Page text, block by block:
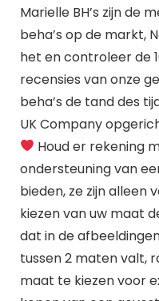
Marielle BH’s zijn de
beha’s op de markt,
het en controleer de
recensies van onze
beha’s de tand des
UK Company
Houd er rekening
ondersteuning van
bieden, ze zijn alleen
kiezen van uw maat
dat in de
tussen 2 maten valt,
maat te kiezen voor